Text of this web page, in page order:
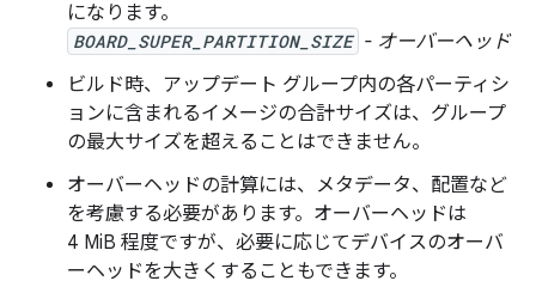
になります。
BOARD_SUPER_PARTITION_SIZE - オーバーヘッド
ビルド時、アップデート グループ内の各パーティシ
ョンに含まれるイメージの合計サイズは、グループ
の最大サイズを超えることはできません。
オーバーヘッドの計算には、メタデータ、配置など
を考慮する必要があります。オーバーヘッドは
4 MiB 程度ですが、必要に応じてデバイスのオーバ
ーヘッドを大きくすることもできます。